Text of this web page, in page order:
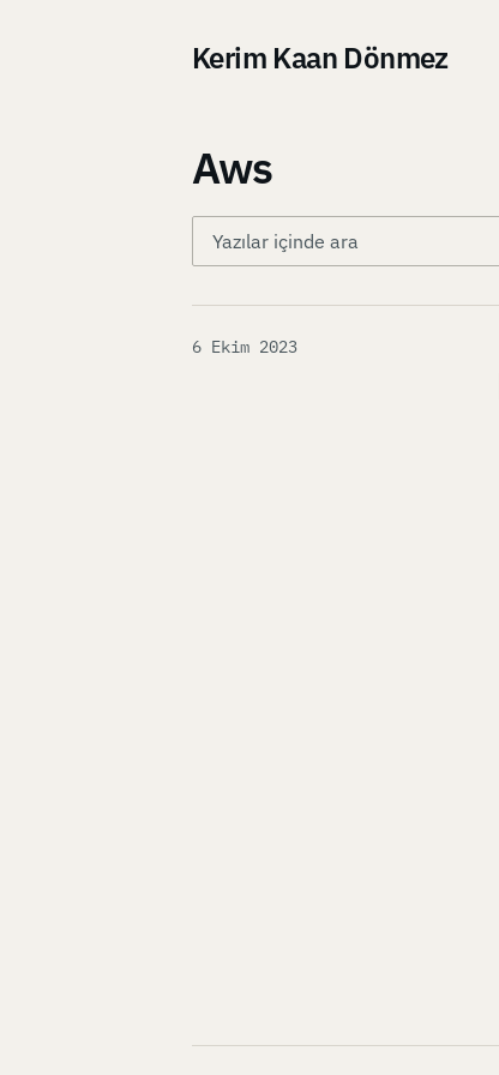
Kerim Kaan Dönmez
Aws
Published on
6 Ekim 2023